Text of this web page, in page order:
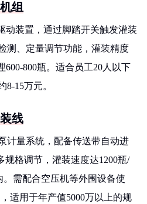
组
动装置，通过脚踏开关触发灌装
测、定量调节功能，灌装精度
600-800瓶。适合员工20人以下
15万元。
线
计量系统，配备传送带自动进
规格调节，灌装速度达1200瓶/
。需配合空压机等外围设备使
适用于年产值5000万以上的规